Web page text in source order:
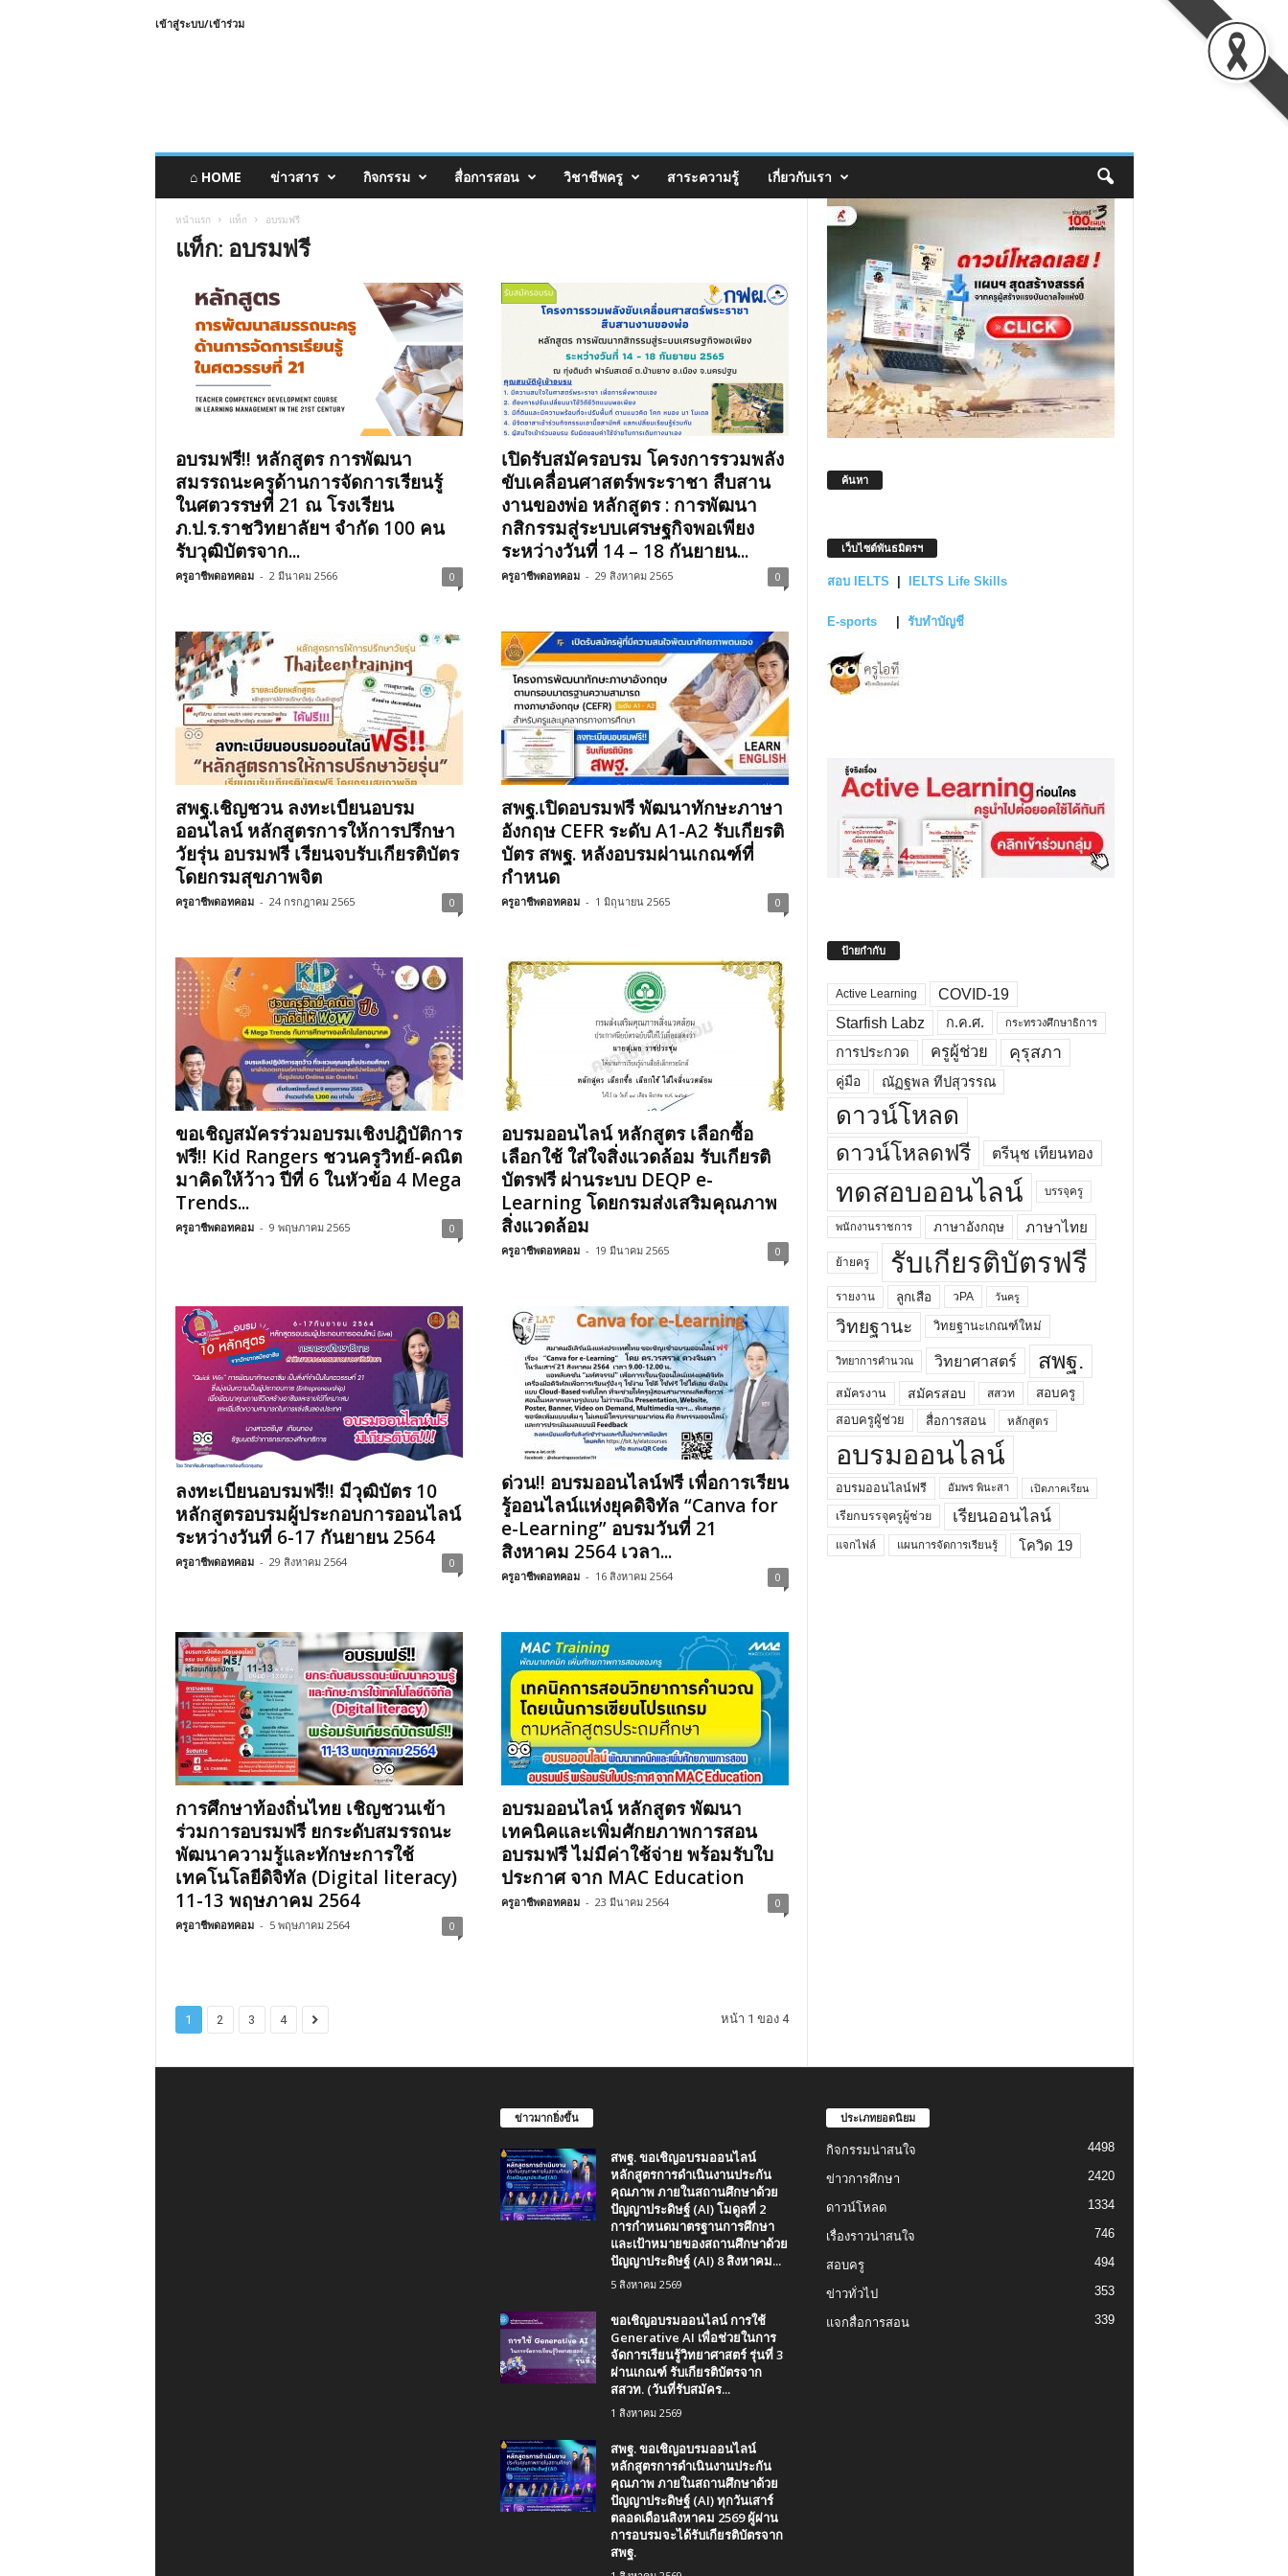
เข้าสู่ระบบ/เข้าร่วม
⌂ HOME ข่าวสาร กิจกรรม สื่อการสอน วิชาชีพครู สาระความรู้ เกี่ยวกับเรา
หน้าแรก แท็ก อบรมฟรี
แท็ก: อบรมฟรี
อบรมฟรี!! หลักสูตร การพัฒนา
สมรรถนะครูด้านการจัดการเรียนรู้
ในศตวรรษที่ 21 ณ โรงเรียน
ภ.ป.ร.ราชวิทยาลัยฯ จำกัด 100 คน
รับวุฒิบัตรจาก...
ครูอาชีพดอทคอม - 2 มีนาคม 2566 0
เปิดรับสมัครอบรม โครงการรวมพลัง
ขับเคลื่อนศาสตร์พระราชา สืบสาน
งานของพ่อ หลักสูตร : การพัฒนา
กสิกรรมสู่ระบบเศรษฐกิจพอเพียง
ระหว่างวันที่ 14 – 18 กันยายน...
ครูอาชีพดอทคอม - 29 สิงหาคม 2565 0
สพฐ.เชิญชวน ลงทะเบียนอบรม
ออนไลน์ หลักสูตรการให้การปรึกษา
วัยรุ่น อบรมฟรี เรียนจบรับเกียรติบัตร
โดยกรมสุขภาพจิต
ครูอาชีพดอทคอม - 24 กรกฎาคม 2565 0
สพฐ.เปิดอบรมฟรี พัฒนาทักษะภาษา
อังกฤษ CEFR ระดับ A1-A2 รับเกียรติ
บัตร สพฐ. หลังอบรมผ่านเกณฑ์ที่
กำหนด
ครูอาชีพดอทคอม - 1 มิถุนายน 2565 0
ขอเชิญสมัครร่วมอบรมเชิงปฎิบัติการ
ฟรี!! Kid Rangers ชวนครูวิทย์-คณิต
มาคิดให้ว้าว ปีที่ 6 ในหัวข้อ 4 Mega
Trends...
ครูอาชีพดอทคอม - 9 พฤษภาคม 2565 0
อบรมออนไลน์ หลักสูตร เลือกซื้อ
เลือกใช้ ใส่ใจสิ่งแวดล้อม รับเกียรติ
บัตรฟรี ผ่านระบบ DEQP e-
Learning โดยกรมส่งเสริมคุณภาพ
สิ่งแวดล้อม
ครูอาชีพดอทคอม - 19 มีนาคม 2565 0
ลงทะเบียนอบรมฟรี!! มีวุฒิบัตร 10
หลักสูตรอบรมผู้ประกอบการออนไลน์
ระหว่างวันที่ 6-17 กันยายน 2564
ครูอาชีพดอทคอม - 29 สิงหาคม 2564 0
ด่วน!! อบรมออนไลน์ฟรี เพื่อการเรียน
รู้ออนไลน์แห่งยุคดิจิทัล “Canva for
e-Learning” อบรมวันที่ 21
สิงหาคม 2564 เวลา...
ครูอาชีพดอทคอม - 16 สิงหาคม 2564 0
การศึกษาท้องถิ่นไทย เชิญชวนเข้า
ร่วมการอบรมฟรี ยกระดับสมรรถนะ
พัฒนาความรู้และทักษะการใช้
เทคโนโลยีดิจิทัล (Digital literacy)
11-13 พฤษภาคม 2564
ครูอาชีพดอทคอม - 5 พฤษภาคม 2564 0
อบรมออนไลน์ หลักสูตร พัฒนา
เทคนิคและเพิ่มศักยภาพการสอน
อบรมฟรี ไม่มีค่าใช้จ่าย พร้อมรับใบ
ประกาศ จาก MAC Education
ครูอาชีพดอทคอม - 23 มีนาคม 2564 0
1 2 3 4 หน้า 1 ของ 4
ค้นหา
เว็บไซต์พันธมิตรฯ
สอบ IELTS IELTS Life Skills
E-sports รับทำบัญชี
ป้ายกำกับ
Active Learning
COVID-19
Starfish Labz
ก.ค.ศ. กระทรวงศึกษาธิการ
การประกวด ครูผู้ช่วย คุรุสภา
คู่มือ ณัฏฐพล ทีปสุวรรณ
ดาวน์โหลด
ดาวน์โหลดฟรี ตรีนุช เทียนทอง
ทดสอบออนไลน์ บรรจุครู
พนักงานราชการ ภาษาอังกฤษ ภาษาไทย
ย้ายครู รับเกียรติบัตรฟรี
รายงาน ลูกเสือ วPA วันครู
วิทยฐานะ วิทยฐานะเกณฑ์ใหม่
วิทยาการคำนวณ วิทยาศาสตร์ สพฐ.
สมัครงาน สมัครสอบ สสวท
สอบครู
สอบครูผู้ช่วย
สื่อการสอน หลักสูตร
อบรมออนไลน์
อบรมออนไลน์ฟรี อัมพร พินะสา เปิดภาคเรียน
เรียกบรรจุครูผู้ช่วย เรียนออนไลน์
แจกไฟล์ แผนการจัดการเรียนรู้ โควิด 19
ข่าวมากยิ่งขึ้น
สพฐ. ขอเชิญอบรมออนไลน์
หลักสูตรการดำเนินงานประกัน
คุณภาพ ภายในสถานศึกษาด้วย
ปัญญาประดิษฐ์ (AI) โมดูลที่ 2
การกำหนดมาตรฐานการศึกษา
และเป้าหมายของสถานศึกษาด้วย
ปัญญาประดิษฐ์ (AI) 8 สิงหาคม...
5 สิงหาคม 2569
ขอเชิญอบรมออนไลน์ การใช้
Generative AI เพื่อช่วยในการ
จัดการเรียนรู้วิทยาศาสตร์ รุ่นที่ 3
ผ่านเกณฑ์ รับเกียรติบัตรจาก
สสวท. (วันที่รับสมัคร...
1 สิงหาคม 2569
สพฐ. ขอเชิญอบรมออนไลน์
หลักสูตรการดำเนินงานประกัน
คุณภาพ ภายในสถานศึกษาด้วย
ปัญญาประดิษฐ์ (AI) ทุกวันเสาร์
ตลอดเดือนสิงหาคม 2569 ผู้ผ่าน
การอบรมจะได้รับเกียรติบัตรจาก
สพฐ.
ประเภทยอดนิยม
กิจกรรมน่าสนใจ 4498
ข่าวการศึกษา 2420
ดาวน์โหลด 1334
เรื่องราวน่าสนใจ 746
สอบครู 494
ข่าวทั่วไป 353
แจกสื่อการสอน 339